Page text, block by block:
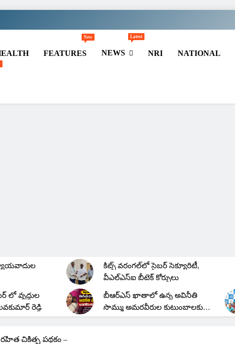
FEATURES
New
NEWS
Latest
NRI NATIONAL
కిట్స్ వరంగల్‌లో సైబర్ సెక్యూరిటీ,
వీఎల్‌ఎస్‌ఐ బీటెక్ కోర్సులు
లో వృద్ధుల
లవకుమార్ రెడ్డి
బీఆర్ఎస్ ఖాతాలో ఉన్న అవినీతి
సొమ్ము అమరవీరుల కుటుంబాలకు
పంచాలి: కల్వకుంట్ల కవిత
రహిత చికిత్స పథకం –